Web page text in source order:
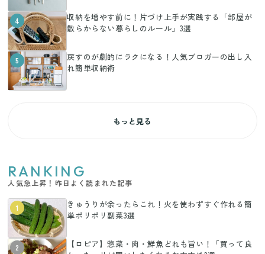
4
収納を増やす前に！片づけ上手が実践する「部屋が
散らからない暮らしのルール」3選
5
戻すのが劇的にラクになる！人気ブロガーの出し入
れ簡単収納術
もっと見る
RANKING
人気急上昇！昨日よく読まれた記事
1
きゅうりが余ったらこれ！火を使わずすぐ作れる簡
単ポリポリ副菜3選
2
【ロピア】惣菜・肉・鮮魚どれも旨い！「買って良